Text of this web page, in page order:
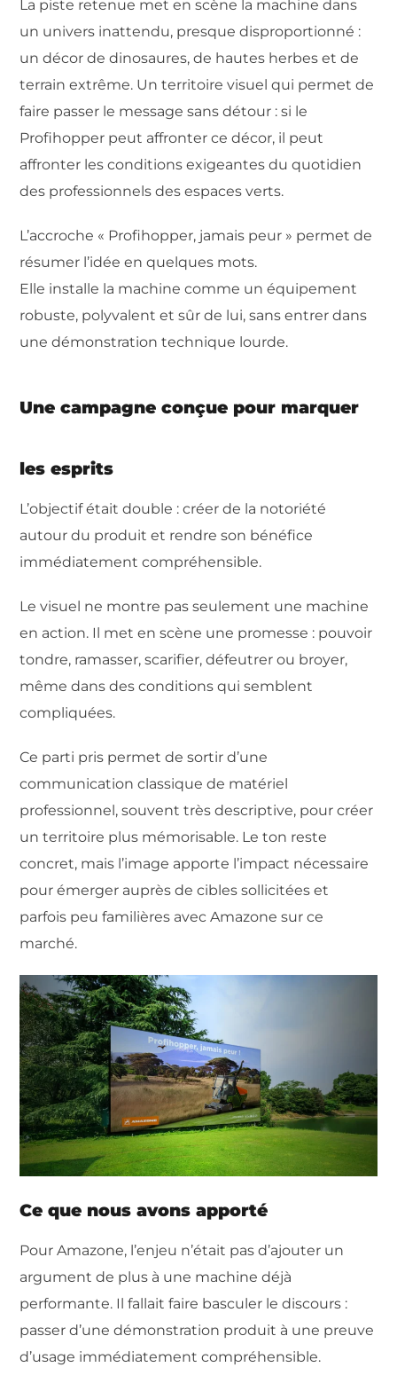
La piste retenue met en scène la machine dans
un univers inattendu, presque disproportionné :
un décor de dinosaures, de hautes herbes et de
terrain extrême. Un territoire visuel qui permet de
faire passer le message sans détour : si le
Profihopper peut affronter ce décor, il peut
affronter les conditions exigeantes du quotidien
des professionnels des espaces verts.
L’accroche « Profihopper, jamais peur » permet de
résumer l’idée en quelques mots.
Elle installe la machine comme un équipement
robuste, polyvalent et sûr de lui, sans entrer dans
une démonstration technique lourde.
Une campagne conçue pour marquer
les esprits
L’objectif était double : créer de la notoriété
autour du produit et rendre son bénéfice
immédiatement compréhensible.
Le visuel ne montre pas seulement une machine
en action. Il met en scène une promesse : pouvoir
tondre, ramasser, scarifier, défeutrer ou broyer,
même dans des conditions qui semblent
compliquées.
Ce parti pris permet de sortir d’une
communication classique de matériel
professionnel, souvent très descriptive, pour créer
un territoire plus mémorisable. Le ton reste
concret, mais l’image apporte l’impact nécessaire
pour émerger auprès de cibles sollicitées et
parfois peu familières avec Amazone sur ce
marché.
Ce que nous avons apporté
Pour Amazone, l’enjeu n’était pas d’ajouter un
argument de plus à une machine déjà
performante. Il fallait faire basculer le discours :
passer d’une démonstration produit à une preuve
d’usage immédiatement compréhensible.